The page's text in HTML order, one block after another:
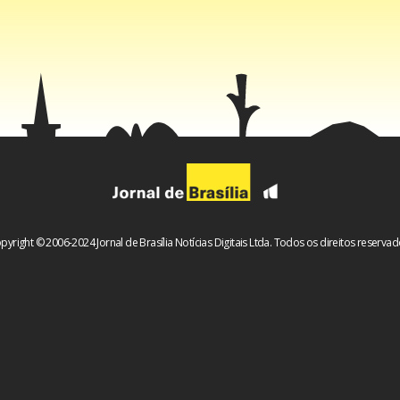
© 2006-2024 Jornal de Brasília Notícias Digitais Ltda. Todos os direitos